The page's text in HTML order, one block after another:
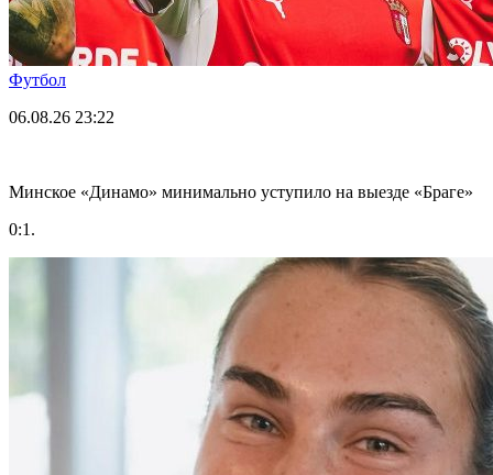
Футбол
06.08.26 23:22
Минское «Динамо» минимально уступило на выезде «Браге»
0:1.